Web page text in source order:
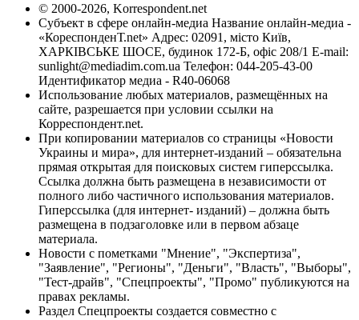
© 2000-2026, Korrespondent.net
Субъект в сфере онлайн-медиа Название онлайн-медиа -
«КореспонденТ.net» Адрес: 02091, місто Київ,
ХАРКІВСЬКЕ ШОСЕ, будинок 172-Б, офіс 208/1 E-mail:
sunlight@mediadim.com.ua Телефон: 044-205-43-00
Идентификатор медиа - R40-06068
Использование любых материалов, размещённых на
сайте, разрешается при условии ссылки на
Корреспондент.net.
При копировании материалов со страницы «Новости
Украины и мира», для интернет-изданий – обязательна
прямая открытая для поисковых систем гиперссылка.
Ссылка должна быть размещена в независимости от
полного либо частичного использования материалов.
Гиперссылка (для интернет- изданий) – должна быть
размещена в подзаголовке или в первом абзаце
материала.
Новости с пометками "Мнение", "Экспертиза",
"Заявление", "Регионы", "Деньги", "Власть", "Выборы",
"Тест-драйв", "Спецпроекты", "Промо" публикуются на
правах рекламы.
Раздел Спецпроекты создается совместно с